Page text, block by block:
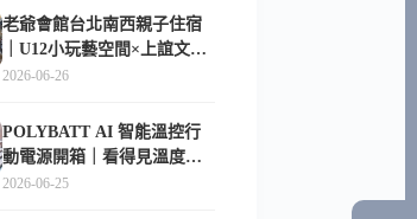
老爺會館台北南西親子住宿
｜U12小玩藝空間×上誼文
化，暑假帶孩子這樣玩
2026-06-26
POLYBATT AI 智能溫控行
動電源開箱｜看得見溫度與
電量，外出更安心的
2026-06-25